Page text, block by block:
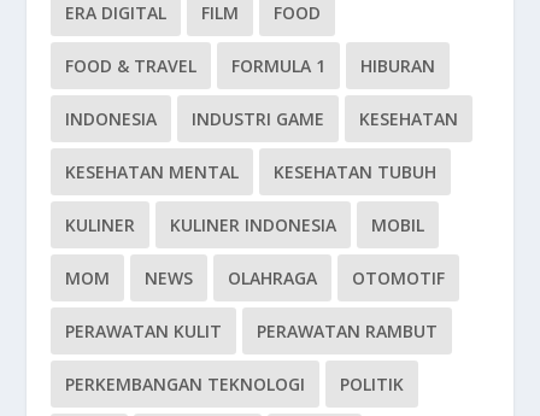
ERA DIGITAL FILM FOOD
FOOD & TRAVEL FORMULA 1 HIBURAN
INDONESIA INDUSTRI GAME KESEHATAN
KESEHATAN MENTAL KESEHATAN TUBUH
KULINER KULINER INDONESIA MOBIL
MOM NEWS OLAHRAGA OTOMOTIF
PERAWATAN KULIT PERAWATAN RAMBUT
PERKEMBANGAN TEKNOLOGI POLITIK